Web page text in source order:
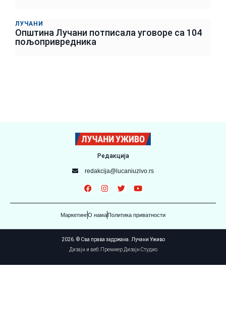
ЛУЧАНИ
Општина Лучани потписала уговоре са 104
пољопривредника
Редакција
redakcija@lucaniuzivo.rs
МаркетингО намаПолитика приватности
2026. © Сва права задржана. Лучани Уживо
Дизајн и веб: Премиер Дизајн Студио